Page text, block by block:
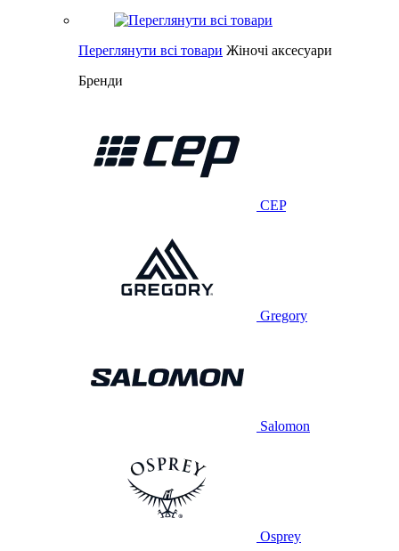
Переглянути всі товари Жіночі аксесуари
Бренди
CEP
Gregory
Salomon
Osprey